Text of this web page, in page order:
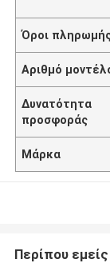
Όροι
Αριθμό
Δυνατότητα
προσφοράς
Μάρκα
Περίπου εμείς